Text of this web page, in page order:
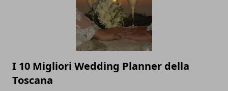
I 10 Migliori Wedding Planner della
Toscana